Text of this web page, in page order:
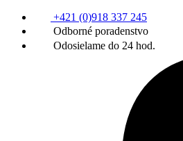
+421 (0)918 337 245
Odborné poradenstvo
Odosielame do 24 hod.